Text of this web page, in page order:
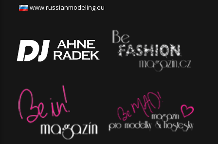
www.russianmodeling.eu